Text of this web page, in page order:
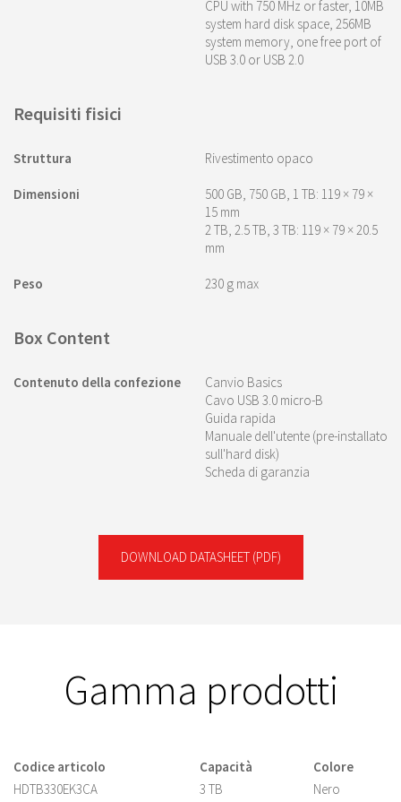
CPU with 750 MHz or faster, 10MB
system hard disk space, 256MB
system memory, one free port of
USB 3.0 or USB 2.0
Requisiti fisici
Struttura Rivestimento opaco
Dimensioni
500 GB, 750 GB, 1 TB: 119 × 79 ×
15 mm
2 TB, 2.5 TB, 3 TB: 119 × 79 × 20.5
mm
Peso 230 g max
Box Content
Contenuto della confezione
Canvio Basics
Cavo USB 3.0 micro-B
Guida rapida
Manuale dell'utente (pre-installato
sull'hard disk)
Scheda di garanzia
DOWNLOAD DATASHEET (PDF)
Gamma prodotti
Codice articolo Capacità
Colore
HDTB330EK3CA
3 TB
Nero